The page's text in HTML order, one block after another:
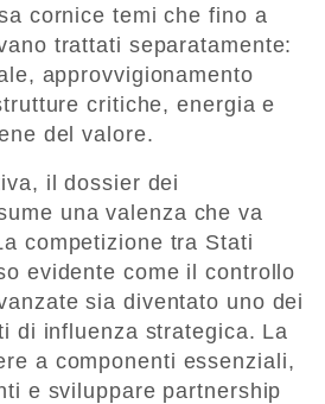
cornice temi che fino a
trattati separatamente:
approvvigionamento
critiche, energia e
del valore.
il dossier dei
una valenza che va
competizione tra Stati
evidente come il controllo
sia diventato uno dei
di influenza strategica. La
a componenti essenziali,
e sviluppare partnership